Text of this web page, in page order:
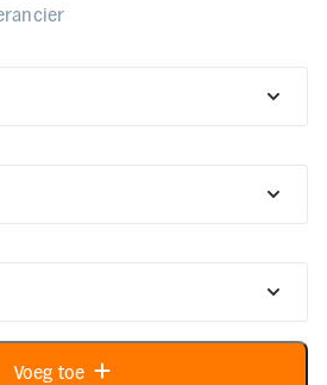
Voeg toe